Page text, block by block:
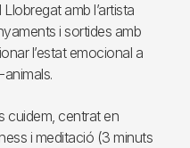
amb l’artista
i sortides amb
l’estat emocional a
cuidem, centrat en
i meditació (3 minuts